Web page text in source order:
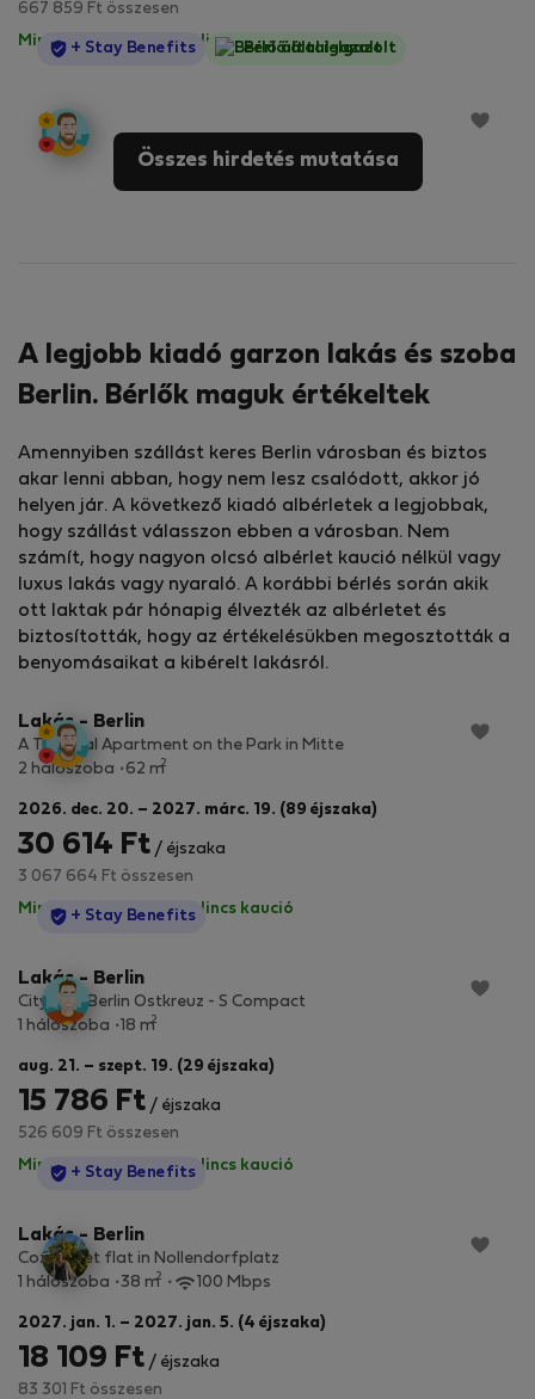
667 859 Ft összesen
Minden díj benne van·Nincs kaució
StayProtection
+ Stay Benefits Bérlő által-Igazolt
Összes hirdetés mutatása
A legjobb kiadó garzon lakás és szoba
Berlin. Bérlők maguk értékeltek
Amennyiben szállást keres Berlin városban és biztos
akar lenni abban, hogy nem lesz csalódott, akkor jó
helyen jár. A következő kiadó albérletek a legjobbak,
hogy szállást válasszon ebben a városban. Nem
számít, hogy nagyon olcsó albérlet kaució nélkül vagy
luxus lakás vagy nyaraló. A korábbi bérlés során akik
ott laktak pár hónapig élvezték az albérletet és
biztosították, hogy az értékelésükben megosztották a
benyomásaikat a kibérelt lakásról.
StayProtection
+ Stay Benefits
Lakás - Berlin
A Tropical Apartment on the Park in Mitte
2 hálószoba
62 m2
2026. dec. 20. – 2027. márc. 19. (89 éjszaka)
30 614 Ft / éjszaka
3 067 664 Ft összesen
Minden díj benne van·Nincs kaució
StayProtection
+ Stay Benefits
Lakás - Berlin
City Pop Berlin Ostkreuz - S Compact
1 hálószoba
18 m2
aug. 21. – szept. 19. (29 éjszaka)
15 786 Ft / éjszaka
526 609 Ft összesen
Minden díj benne van·Nincs kaució
StayProtection
+ Stay Benefits
Lakás - Berlin
Cozy quiet flat in Nollendorfplatz
1 hálószoba
38 m2 100 Mbps
2027. jan. 1. – 2027. jan. 5. (4 éjszaka)
18 109 Ft / éjszaka
83 301 Ft összesen